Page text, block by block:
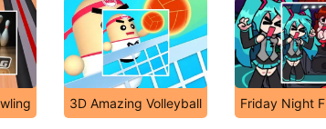
3D Amazing Volleyball Friday Night